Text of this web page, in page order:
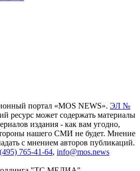
портал «MOS NEWS». ЭЛ №
ресурс может содержать материалы
издания - как вам угодно,
нашего СМИ не будет. Мнение
с мнением авторов публикаций.
765-41-64, info@mos.news